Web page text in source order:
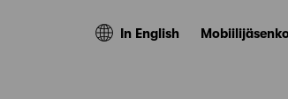
In English